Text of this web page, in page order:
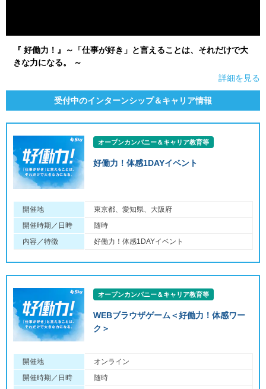
『 好働力！』～「仕事が好き」と言えることは、それだけで大
きな力になる。 ～
詳細を見る
受付中のインターンシップ＆キャリア情報
オープンカンパニー＆キャリア教育等
好働力！体感1DAYイベント
開催地
東京都、愛知県、大阪府
開催時期／日時
随時
内容／特徴
好働力！体感1DAYイベント
オープンカンパニー＆キャリア教育等
WEBブラウザゲーム＜好働力！体感ワー
ク＞
開催地
オンライン
開催時期／日時
随時